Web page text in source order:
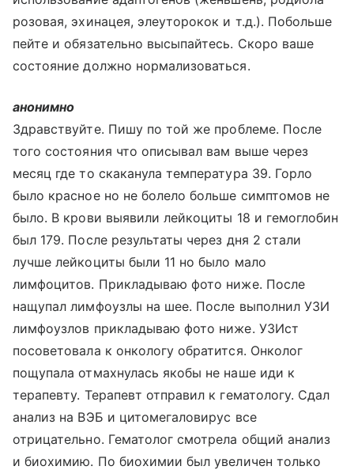
розовая, эхинацея, элеуторокок и т.д.). Побольше
пейте и обязательно высыпайтесь. Скоро ваше
состояние должно нормализоваться.
анонимно
Здравствуйте. Пишу по той же проблеме. После
того состояния что описывал вам выше через
месяц где то скаканула температура 39. Горло
было красное но не болело больше симптомов не
было. В крови выявили лейкоциты 18 и гемоглобин
был 179. После результаты через дня 2 стали
лучше лейкоциты были 11 но было мало
лимфоцитов. Прикладываю фото ниже. После
нащупал лимфоузлы на шее. После выполнил УЗИ
лимфоузлов прикладываю фото ниже. УЗИст
посоветовала к онкологу обратится. Онколог
пощупала отмахнулась якобы не наше иди к
терапевту. Терапевт отправил к гематологу. Сдал
анализ на ВЭБ и цитомегаловирус все
отрицательно. Гематолог смотрела общий анализ
и биохимию. По биохимии был увеличен только